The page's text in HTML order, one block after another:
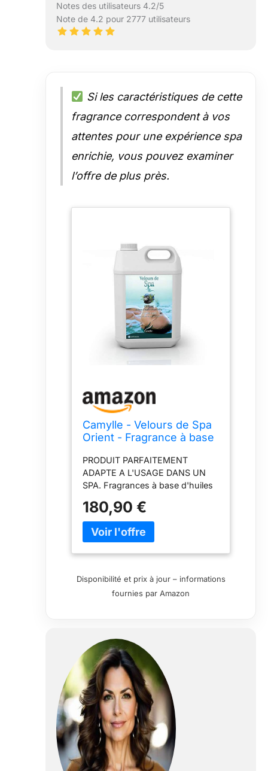
Notes des utilisateurs 4.2/5
Note de 4.2 pour 2777 utilisateurs
Si les caractéristiques de cette
fragrance correspondent à vos
attentes pour une expérience spa
enrichie, vous pouvez examiner
l’offre de plus près.
Camylle - Velours de Spa
Orient - Fragrance à base
100% Pures et Naturelles
pour Spa - Positivant aux
arômes chauds et boisés
- 5000ml
PRODUIT PARFAITEMENT
ADAPTE A L'USAGE DANS UN
SPA. Fragrances à base d'huiles
naturelles pour spa ou jacuzzi.
Par « Spa » nous entendons le
bain à remous qui contient de
du spa. VELOURS DE SPA vient
enrichir le bain de spa en y
relaxantes, déstressantes,
amincissantes ou revigorantes
UN PRODUIT INADAPTE
CONDUIRAIT IMMEDIATEMENT
A TROUBLER L’EAU, COLMATER
LES FILTRES, PROVOQUER DES
REACTIONS MOUSSANTES -
VELOURS DE SPA a été conçu
pour se mélanger parfaitement à
l’eau sans interagir sur le
180,90 €
Disponibilité et prix à jour – informations
fournies par Amazon